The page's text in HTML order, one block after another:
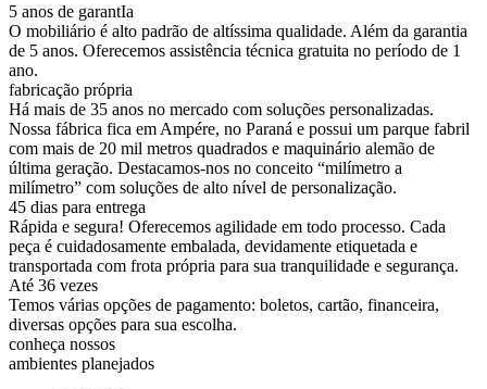
5 anos de garantIa
O mobiliário é alto padrão de altíssima qualidade. Além da garantia
de 5 anos. Oferecemos assistência técnica gratuita no período de 1
ano.
fabricação própria
Há mais de 35 anos no mercado com soluções personalizadas.
Nossa fábrica fica em Ampére, no Paraná e possui um parque fabril
com mais de 20 mil metros quadrados e maquinário alemão de
última geração. Destacamos-nos no conceito “milímetro a
milímetro” com soluções de alto nível de personalização.
45 dias para entrega
Rápida e segura! Oferecemos agilidade em todo processo. Cada
peça é cuidadosamente embalada, devidamente etiquetada e
transportada com frota própria para sua tranquilidade e segurança.
Até 36 vezes
Temos várias opções de pagamento: boletos, cartão, financeira,
diversas opções para sua escolha.
conheça nossos
ambientes planejados